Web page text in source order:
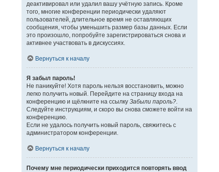
деактивировал или удалил вашу учётную запись. Кроме
того, многие конференции периодически удаляют
пользователей, длительное время не оставляющих
сообщения, чтобы уменьшить размер базы данных. Если
это произошло, попробуйте зарегистрироваться снова и
активнее участвовать в дискуссиях.
Вернуться к началу
Я забыл пароль!
Не паникуйте! Хотя пароль нельзя восстановить, можно
легко получить новый. Перейдите на страницу входа на
конференцию и щёлкните на ссылку Забыли пароль?.
Следуйте инструкциям, и скоро вы снова сможете войти на
конференцию.
Если не удалось получить новый пароль, свяжитесь с
администратором конференции.
Вернуться к началу
Почему мне периодически приходится повторять ввод